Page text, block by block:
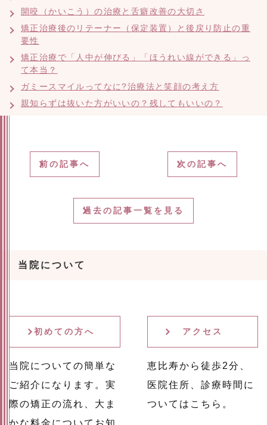
開咬（かいこう）の治療と舌癖改善の大切さ
矯正治療後のリテーナー（保定装置）と後戻り防止の重
要性
矯正治療で「人中が伸びる」「ほうれい線ができる」っ
て本当？
ガミースマイルってなに?治療法と笑顔の考え方
親知らずは抜いた方がいいの？残してもいいの？
前の記事へ 次の記事へ
過去の記事一覧を見る
当院について
初めての方へ
当院についての簡単な
ご紹介になります。実
際の矯正の流れ、大ま
かな料金についてお知
アクセス
恵比寿から徒歩2分、
医院住所、診療時間に
ついてはこちら。